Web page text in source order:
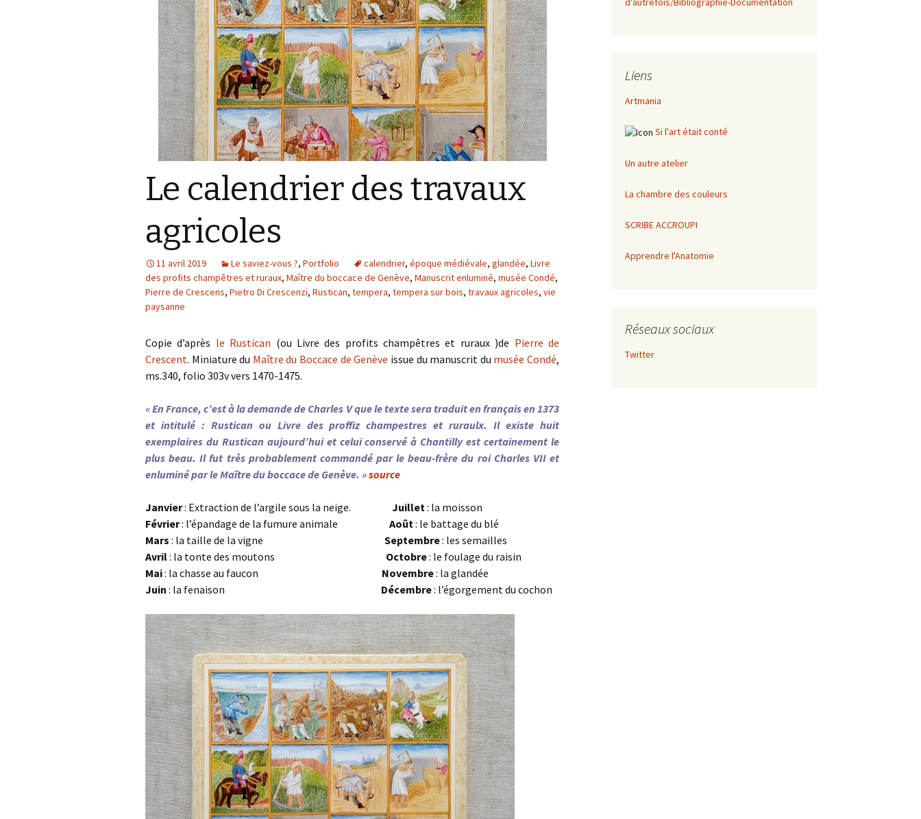
À petits pas
Autres
Artistes d’hier, Maîtres
d’autrefois
Galeries par thème
Les pépites sur
GoogleArtProject
Le calendrier des travaux
agricoles
11 avril 2019 Le saviez-vous ?, Portfolio calendrier, époque médiévale, glandée, Livre
des profits champêtres et ruraux, Maître du boccace de Genève, Manuscrit enluminé, musée Condé,
Pierre de Crescens, Pietro Di Crescenzi, Rustican, tempera, tempera sur bois, travaux agricoles, vie
paysanne
Copie d’après le Rustican (ou Livre des profits champêtres et ruraux )de Pierre de
Crescent. Miniature du Maître du Boccace de Genève issue du manuscrit du musée Condé,
ms.340, folio 303v vers 1470-1475.
« En France, c’est à la demande de Charles V que le texte sera traduit en français en 1373
et intitulé : Rustican ou Livre des proffiz champestres et ruraulx. Il existe huit
exemplaires du Rustican aujourd’hui et celui conservé à Chantilly est certainement le
plus beau. Il fut très probablement commandé par le beau-frère du roi Charles VII et
enluminé par le Maître du boccace de Genève. »source
Janvier: Extraction de l’argile sous la neige. Juillet: la moisson
Février: l’épandage de la fumure animale Août: le battage du blé
Mars : la taille de la vigne Septembre: les semailles
Avril: la tonte des moutons Octobre: le foulage du raisin
Mai: la chasse au faucon Novembre: la glandée
Juin : la fenaison Décembre: l’égorgement du cochon
Liens
Artmania
Si l'art était conté
Un autre atelier
La chambre des couleurs
SCRIBE ACCROUPI
Apprendre l'Anatomie
Réseaux sociaux
Twitter